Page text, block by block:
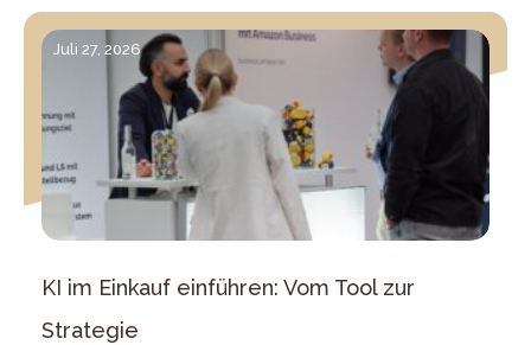
Juli 27, 2026
KI im Einkauf einführen: Vom Tool zur
Strategie